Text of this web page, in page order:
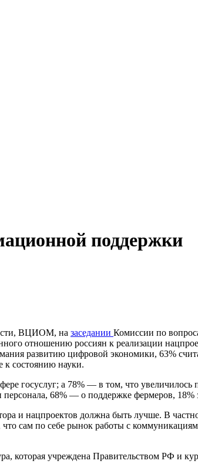
поддержки
ВЦИОМ, на заседании Комиссии по
отношению россиян к реализации
развитию цифровой экономики, 63%
к состоянию науки.
госуслуг; а 78% — в том, что
68% — о поддержке фермеров,
и нацпроектов должна быть лучше. В
сам по себе рынок работы с
которая учреждена Правительством РФ и